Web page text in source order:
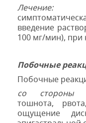
Лечение:
введение
100 мг/мин), при
Побочные
Побочные
со стороны
тошнота,
ощущение